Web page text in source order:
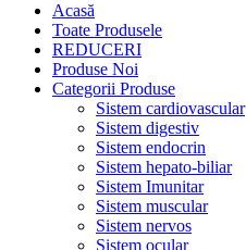
Acasă
Toate Produsele
REDUCERI
Produse Noi
Categorii Produse
Sistem cardiovascular
Sistem digestiv
Sistem endocrin
Sistem hepato-biliar
Sistem Imunitar
Sistem muscular
Sistem nervos
Sistem ocular